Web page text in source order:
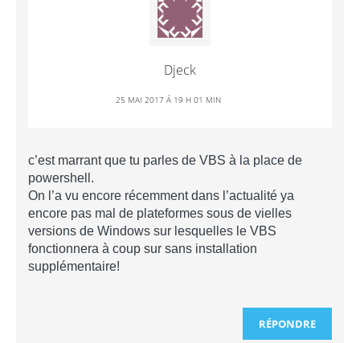
Djeck
25 MAI 2017 Á 19 H 01 MIN
c’est marrant que tu parles de VBS à la place de
powershell.
On l’a vu encore récemment dans l’actualité ya
encore pas mal de plateformes sous de vielles
versions de Windows sur lesquelles le VBS
fonctionnera à coup sur sans installation
supplémentaire!
RÉPONDRE